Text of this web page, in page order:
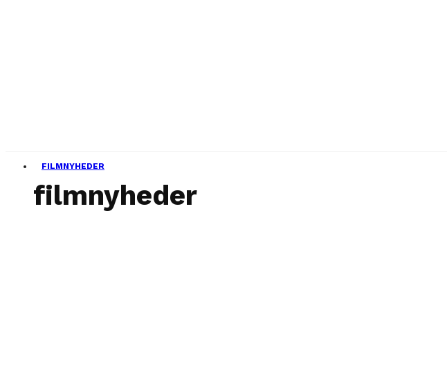
FILMNYHEDER
filmnyheder